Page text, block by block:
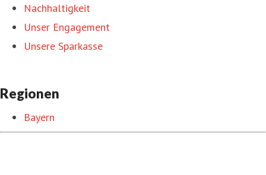
Nachhaltigkeit
Unser Engagement
Unsere Sparkasse
Regionen
Bayern